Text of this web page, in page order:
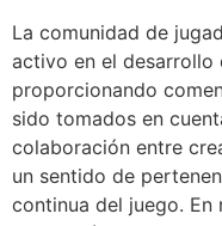
La comunidad de
activo en el desarrollo
proporcionando
sido tomados en
colaboración entre
un sentido de
continua del juego. En